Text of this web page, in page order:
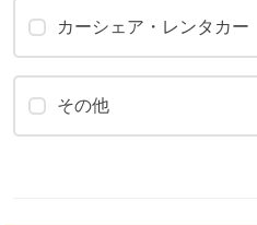
カーシェア・レンタカー
その他